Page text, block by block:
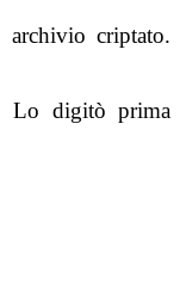
archivio criptato.
Lo digitò prima